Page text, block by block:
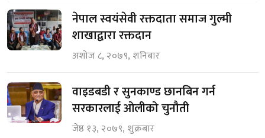
नेपाल स्वयंसेवी रक्तदाता समाज गुल्मी
शाखाद्वारा रक्तदान
अशोज ८, २०७९, शनिबार
वाइडबडी र सुनकाण्ड छानबिन गर्न
सरकारलाई ओलीको चुनौती
जेष्ठ १३, २०७९, शुक्रबार